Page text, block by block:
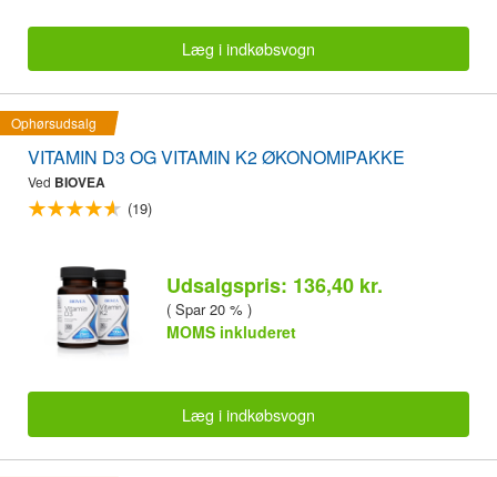
Læg i indkøbsvogn
Ophørsudsalg
VITAMIN D3 OG VITAMIN K2 ØKONOMIPAKKE
Ved BIOVEA
(19)
Udsalgspris: 136,40 kr.
( Spar 20 % )
MOMS inkluderet
Læg i indkøbsvogn